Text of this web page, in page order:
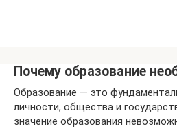
Почему образование
Образование — это
личности, общества и
значение образования